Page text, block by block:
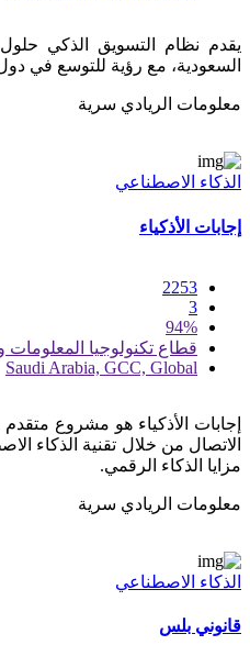
يقدم نظام التسويق الذكي
السعودية، مع رؤية للتوسع في دول
معلومات الريادي سرية
الذكاء الاصطناعي
إجابات الأذكياء
2253
3
94%
قطاع تكنولوجيا المعلومات
Saudi Arabia, GCC, Global
إجابات الأذكياء هو مشروع
الاتصال من خلال تقنية الذكاء
مزايا الذكاء الرقمي.
معلومات الريادي سرية
الذكاء الاصطناعي
قانوني بلس